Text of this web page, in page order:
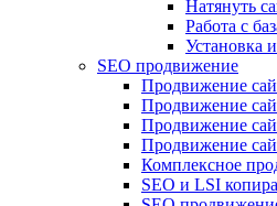
Натянуть
Работа с
Установка
SEO продвижение
Продвижение
Продвижение
Продвижение
Продвижение
Комплексное
SEO и LSI